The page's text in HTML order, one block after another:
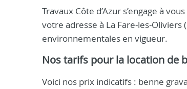
Travaux Côte d’Azur s’engage à
votre adresse à La Fare-les-
environnementales en vigueur.
Nos tarifs pour la location de
Voici nos prix indicatifs : benne